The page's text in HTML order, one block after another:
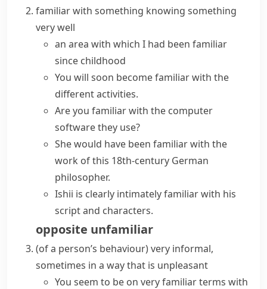
familiar with something knowing something
very well
an area with which I had been familiar
since childhood
You will soon become familiarwith the
different activities.
Are you familiar with the computer
software they use?
She would have been familiar with the
work of this 18th-century German
philosopher.
Ishii is clearly intimately familiarwith his
script and characters.
opposite unfamiliar
(of a person’s behaviour)very informal,
sometimes in a way that is unpleasant
You seem to be on very familiar terms with